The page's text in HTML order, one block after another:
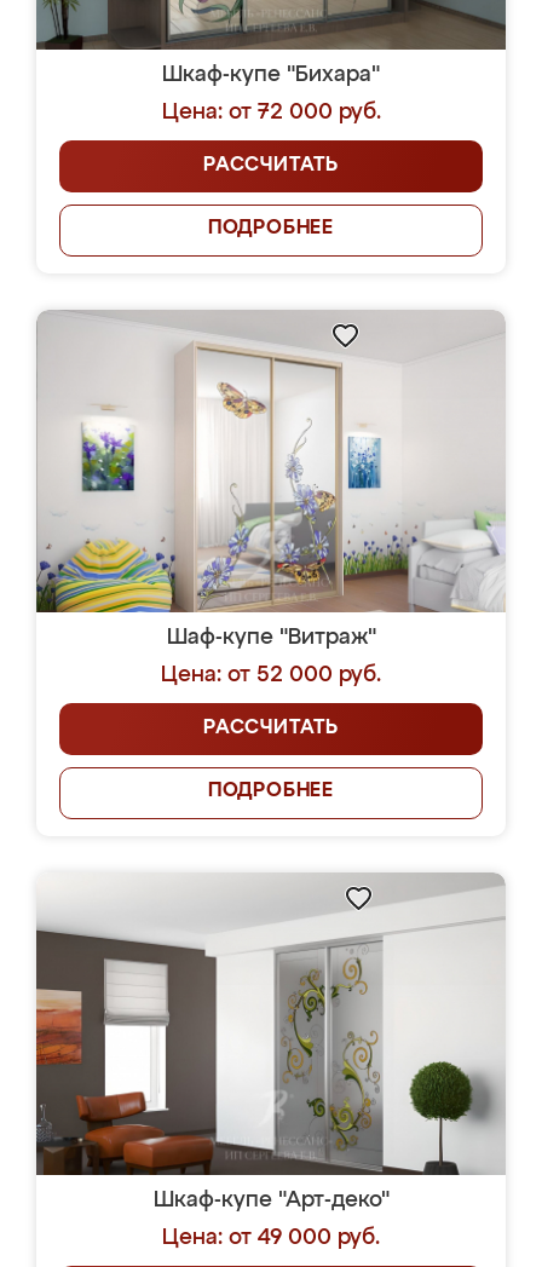
Шкаф-купе "Бихара"
Цена: от 72 000 руб.
РАССЧИТАТЬ
ПОДРОБНЕЕ
Шаф-купе "Витраж"
Цена: от 52 000 руб.
РАССЧИТАТЬ
ПОДРОБНЕЕ
Шкаф-купе "Арт-деко"
Цена: от 49 000 руб.